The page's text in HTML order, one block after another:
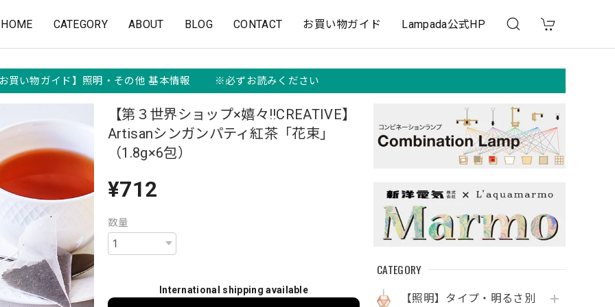
HOME CATEGORY ABOUT BLOG CONTACT お買い物ガイド Lampada公式HP
買い物ガイド】照明・その他 基本情報 ※必ずお読みください
CATEGORY
【照明】タイプ・明るさ別
【第３世界ショップ×嬉々!!CREATIVE】
Artisanシンガンパティ紅茶「花束」
（1.8g×6包）
¥712
数量
International shipping available